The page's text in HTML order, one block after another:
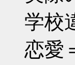
学校
恋愛